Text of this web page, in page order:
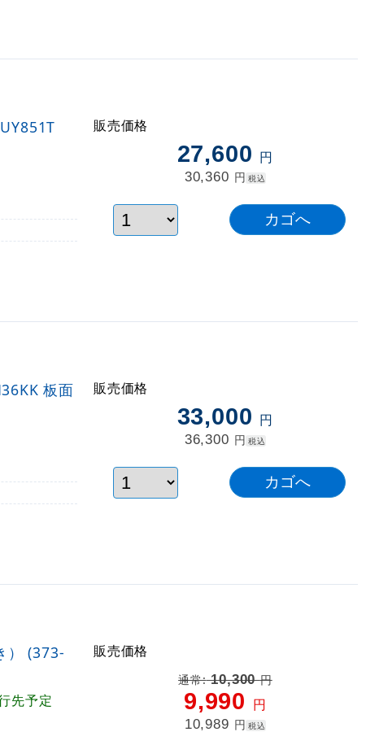
販売価格
27,600 円
30,360 円 税込
板面
販売価格
33,000 円
36,300 円 税込
） (373-
先予定
販売価格
通常:10,300円
9,990 円
10,989 円 税込